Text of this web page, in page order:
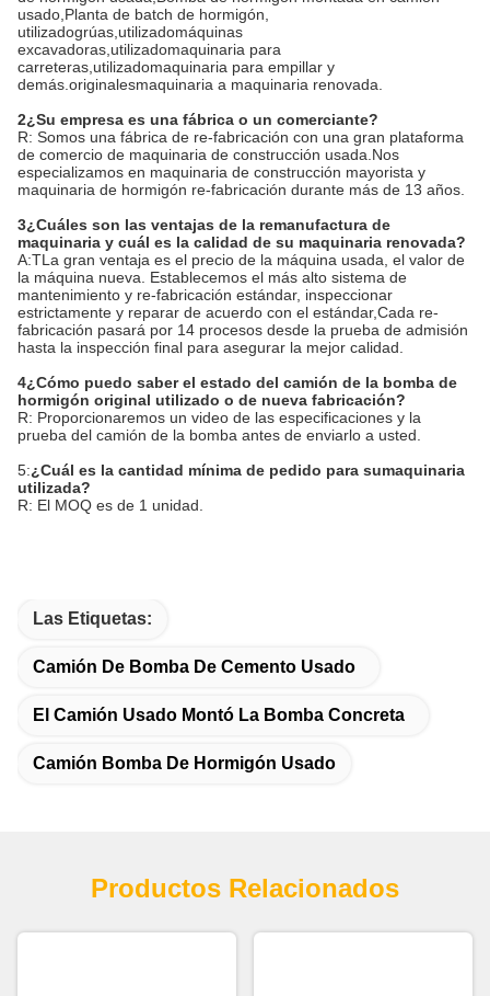
usado,Planta de batch de hormigón,
utilizadogrúas,utilizadomáquinas
excavadoras,utilizadomaquinaria para
carreteras,utilizadomaquinaria para empillar y
demás.originalesmaquinaria a maquinaria renovada.
2¿Su empresa es una fábrica o un comerciante?
R: Somos una fábrica de re-fabricación con una gran plataforma
de comercio de maquinaria de construcción usada.Nos
especializamos en maquinaria de construcción mayorista y
maquinaria de hormigón re-fabricación durante más de 13 años.
3¿Cuáles son las ventajas de la remanufactura de
maquinaria y cuál es la calidad de su maquinaria renovada?
A:TLa gran ventaja es el precio de la máquina usada, el valor de
la máquina nueva. Establecemos el más alto sistema de
mantenimiento y re-fabricación estándar, inspeccionar
estrictamente y reparar de acuerdo con el estándar,Cada re-
fabricación pasará por 14 procesos desde la prueba de admisión
hasta la inspección final para asegurar la mejor calidad.
4¿Cómo puedo saber el estado del camión de la bomba de
hormigón original utilizado o de nueva fabricación?
R: Proporcionaremos un video de las especificaciones y la
prueba del camión de la bomba antes de enviarlo a usted.
5:¿Cuál es la cantidad mínima de pedido para sumaquinaria
utilizada?
R: El MOQ es de 1 unidad.
Las Etiquetas:
Camión De Bomba De Cemento Usado
El Camión Usado Montó La Bomba Concreta
Camión Bomba De Hormigón Usado
Productos Relacionados